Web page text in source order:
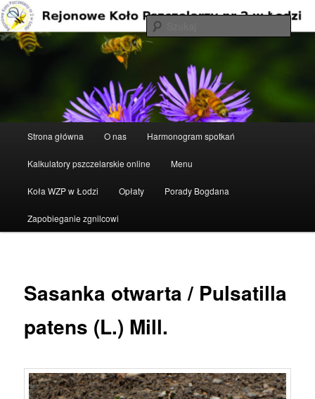
Przeskocz
do
tekstu
Rejonowe Koło Pszczelarzy nr 2 w
Strona główna O nas Harmonogram spotkań
Kalkulatory pszczelarskie online Menu
Koła WZP w Łodzi Opłaty Porady Bogdana
Zapobieganie zgnilcowi
Sasanka otwarta / Pulsatilla
patens (L.) Mill.